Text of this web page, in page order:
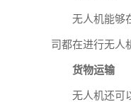
无人机能够
司都在进行无人
货物运输
无人机还可